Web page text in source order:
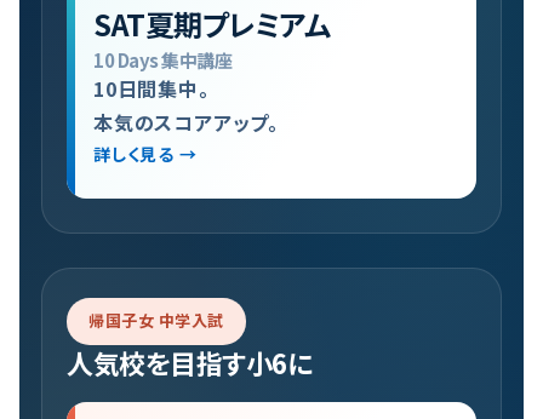
SAT夏期プレミアム
10 Days 集中講座
10日間集中。
本気のスコアアップ。
詳しく見る →
帰国子女 中学入試
人気校を目指す小6に